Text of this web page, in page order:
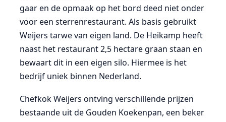
gaar en de opmaak op het bord deed niet onder
voor een sterrenrestaurant. Als basis gebruikt
Weijers tarwe van eigen land. De Heikamp heeft
naast het restaurant 2,5 hectare graan staan en
bewaart dit in een eigen silo. Hiermee is het
bedrijf uniek binnen Nederland.
Chefkok Weijers ontving verschillende prijzen
bestaande uit de Gouden Koekenpan, een beker